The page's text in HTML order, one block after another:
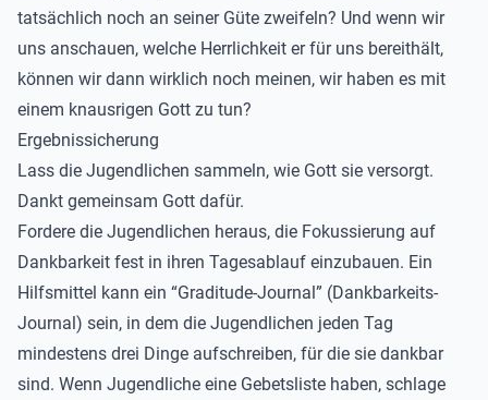
tatsächlich noch an seiner Güte zweifeln? Und wenn wir
uns anschauen, welche Herrlichkeit er für uns bereithält,
können wir dann wirklich noch meinen, wir haben es mit
einem knausrigen Gott zu tun?
Ergebnissicherung
Lass die Jugendlichen sammeln, wie Gott sie versorgt.
Dankt gemeinsam Gott dafür.
Fordere die Jugendlichen heraus, die Fokussierung auf
Dankbarkeit fest in ihren Tagesablauf einzubauen. Ein
Hilfsmittel kann ein “Graditude-Journal” (Dankbarkeits-
Journal) sein, in dem die Jugendlichen jeden Tag
mindestens drei Dinge aufschreiben, für die sie dankbar
sind. Wenn Jugendliche eine Gebetsliste haben, schlage